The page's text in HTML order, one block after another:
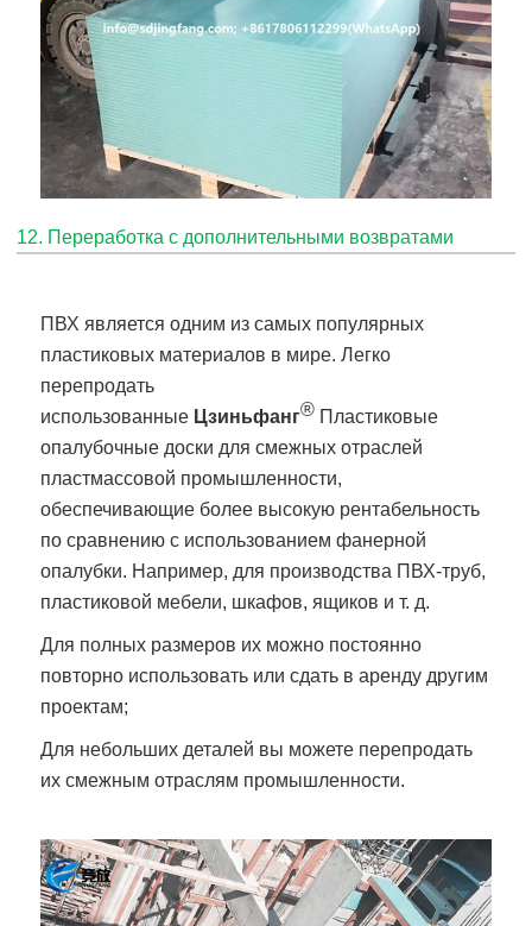
12. Переработка с дополнительными возвратами
ПВХ является одним из самых популярных
пластиковых материалов в мире. Легко
перепродать
использованные Цзиньфанг® Пластиковые
опалубочные доски для смежных отраслей
пластмассовой промышленности,
обеспечивающие более высокую рентабельность
по сравнению с использованием фанерной
опалубки. Например, для производства ПВХ-труб,
пластиковой мебели, шкафов, ящиков и т. д.
Для полных размеров их можно постоянно
повторно использовать или сдать в аренду другим
проектам;
Для небольших деталей вы можете перепродать
их смежным отраслям промышленности.